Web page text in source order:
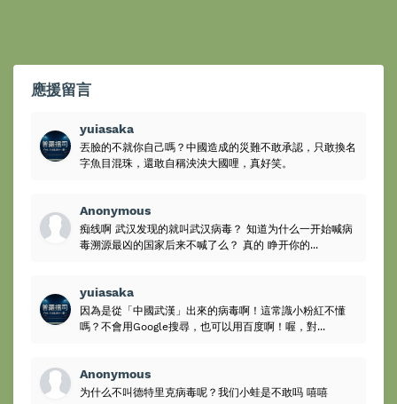
應援留言
yuiasaka
丟臉的不就你自己嗎？中國造成的災難不敢承認，只敢換名
字魚目混珠，還敢自稱泱泱大國哩，真好笑。
Anonymous
痴线啊 武汉发现的就叫武汉病毒？ 知道为什么一开始喊病
毒溯源最凶的国家后来不喊了么？ 真的 睁开你的...
yuiasaka
因為是從「中國武漢」出來的病毒啊！這常識小粉紅不懂
嗎？不會用Google搜尋，也可以用百度啊！喔，對...
Anonymous
为什么不叫德特里克病毒呢？我们小蛙是不敢吗 嘻嘻